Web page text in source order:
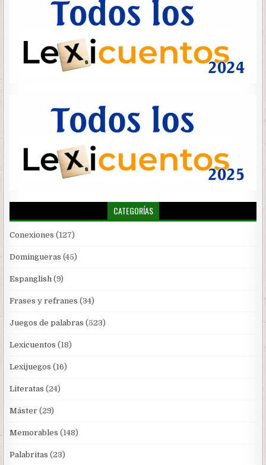
CATEGORÍAS
Conexiones (127)
Domingueras (45)
Espanglish (9)
Frases y refranes (34)
Juegos de palabras (523)
Lexicuentos (18)
Lexijuegos (16)
Literatas (24)
Máster (29)
Memorables (148)
Palabritas (23)